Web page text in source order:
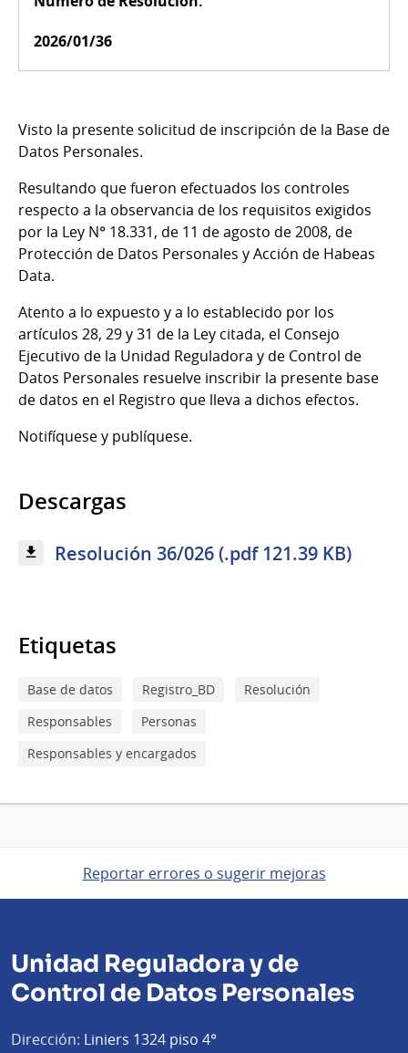
2026/01/36
Visto la presente solicitud de inscripción de la Base de
Datos Personales.
Resultando que fueron efectuados los controles
respecto a la observancia de los requisitos exigidos
por la Ley N° 18.331, de 11 de agosto de 2008, de
Protección de Datos Personales y Acción de Habeas
Data.
Atento a lo expuesto y a lo establecido por los
artículos 28, 29 y 31 de la Ley citada, el Consejo
Ejecutivo de la Unidad Reguladora y de Control de
Datos Personales resuelve inscribir la presente base
de datos en el Registro que lleva a dichos efectos.
Notifíquese y publíquese.
Descargas
Resolución 36/026 (.pdf 121.39 KB)
Etiquetas
Base de datos Registro_BD
Resolución
Responsables
Personas
Responsables y encargados
Reportar errores o sugerir mejoras
Unidad Reguladora y de
Control de Datos Personales
Dirección: Liniers 1324 piso 4°